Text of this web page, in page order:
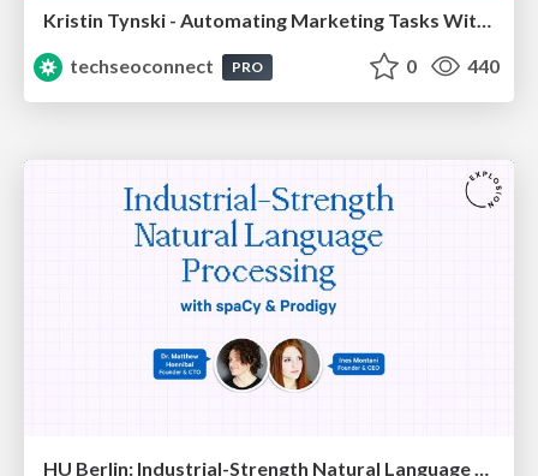
Kristin Tynski - Automating Marketing Tasks With AI
techseoconnect
PRO 0 440